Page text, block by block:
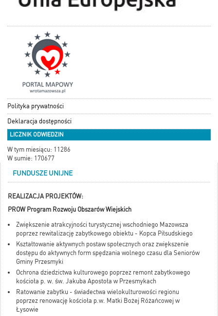
Polityka prywatności
Deklaracja dostępności
LICZNIK ODWIEDZIN
W tym miesiącu: 11286
W sumie: 170677
FUNDUSZE UNIJNE
REALIZACJA PROJEKTÓW:
PROW Program Rozwoju Obszarów Wiejskich
Zwiększenie atrakcyjności turystycznej wschodniego Mazowsza
poprzez rewitalizację zabytkowego obiektu - Kopca Piłsudskiego
Kształtowanie aktywnych postaw społecznych oraz zwiększenie
dostępu do aktywnych form spędzania wolnego czasu dla Seniorów
Gminy Przesmyki
Ochrona dziedzictwa kulturowego poprzez remont zabytkowego
kościoła p. w. św. Jakuba Apostoła w Przesmykach
Ratowanie zabytku - świadectwa wielokulturowości regionu
poprzez renowację kościoła p.w. Matki Bożej Różańcowej w
Łysowie